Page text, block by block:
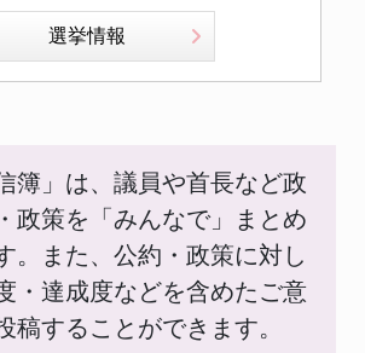
選挙情報
簿」は、議員や首長など政
政策を「みんなで」まとめ
。また、公約・政策に対し
・達成度などを含めたご意
稿することができます。